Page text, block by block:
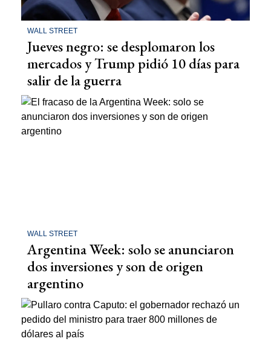
WALL STREET
Jueves negro: se desplomaron los
mercados y Trump pidió 10 días para
salir de la guerra
WALL STREET
Argentina Week: solo se anunciaron
dos inversiones y son de origen
argentino